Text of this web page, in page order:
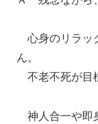
心身のリラッ
ん。
不老不死が目
神人合一や即